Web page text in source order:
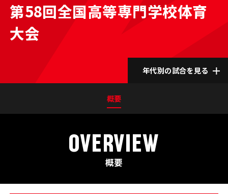
第58回全国高等専門学校体育
大会
年代別の試合を見る
概要
OVERVIEW
概要